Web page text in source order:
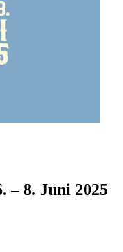
– 8. Juni 2025